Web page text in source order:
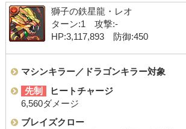
獅子の鉄星龍・レオ
ターン:1 攻撃:-
HP:3,117,893 防御:450
マシンキラー／ドラゴンキラー対象
先制
ヒートチャージ
6,560ダメージ
ブレイズクロー